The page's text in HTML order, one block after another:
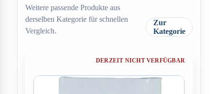
Weitere passende Produkte aus
derselben Kategorie für schnellen
Vergleich.
Zur
Kategorie
DERZEIT NICHT VERFÜGBAR